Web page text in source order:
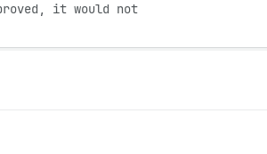
it would not